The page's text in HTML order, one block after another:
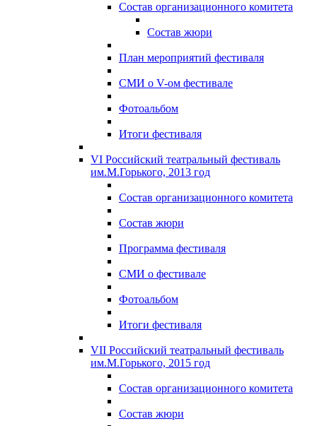
Состав организационного комитета
Состав жюри
План мероприятий фестиваля
СМИ о V-ом фестивале
Фотоальбом
Итоги фестиваля
VI Российский театральный фестиваль
им.М.Горького, 2013 год
Состав организационного комитета
Состав жюри
Программа фестиваля
СМИ о фестивале
Фотоальбом
Итоги фестиваля
VII Российский театральный фестиваль
им.М.Горького, 2015 год
Состав организационного комитета
Состав жюри